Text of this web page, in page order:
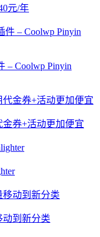
元/年
– Coolwp Pinyin
券+活动更加便宜
动到新分类